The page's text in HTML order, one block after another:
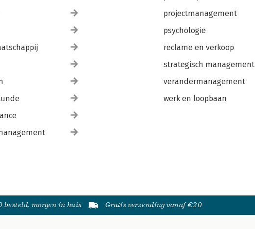
projectmanagement
psychologie
reclame en verkoop
strategisch management
verandermanagement
werk en loopbaan
besteld, morgen in huis Gratis verzending vanaf €20